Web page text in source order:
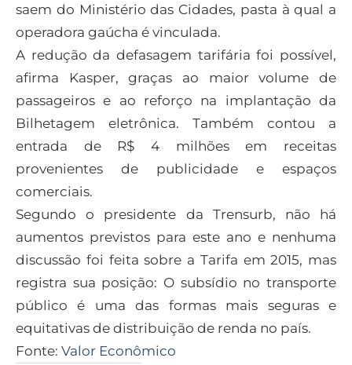
saem do Ministério das Cidades, pasta à qual a
operadora gaúcha é vinculada.
A redução da defasagem tarifária foi possível,
afirma Kasper, graças ao maior volume de
passageiros e ao reforço na implantação da
Bilhetagem eletrônica. Também contou a
entrada de R$ 4 milhões em receitas
provenientes de publicidade e espaços
comerciais.
Segundo o presidente da Trensurb, não há
aumentos previstos para este ano e nenhuma
discussão foi feita sobre a Tarifa em 2015, mas
registra sua posição: O subsídio no transporte
público é uma das formas mais seguras e
equitativas de distribuição de renda no país.
Fonte: Valor Econômico